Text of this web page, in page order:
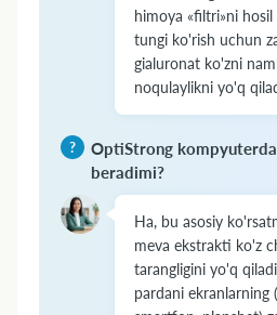
himoya «filtri»ni
tungi ko'rish uchun
gialuronat ko'zni
noqulaylikni yo'q
OptiStrong
beradimi?
Ha, bu asosiy
meva ekstrakti ko'z
tarangligini yo'q
pardani ekranlarning